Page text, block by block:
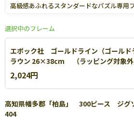
高級感あふれるスタンダードなパズル専用
選択中のフレーム
エポック社 ゴールドライン（ゴール
ラウン 26×38cm （ラッピング対象外
2,024円
高知県幡多郡「柏島」 300ピース ジグ
404